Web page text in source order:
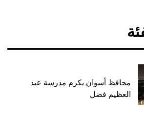
محافظ أسوان يكرم مدرسة عبد
العظيم فضل